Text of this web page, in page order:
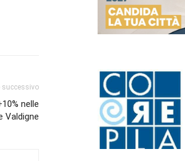
successivo
nelle
Valdigne